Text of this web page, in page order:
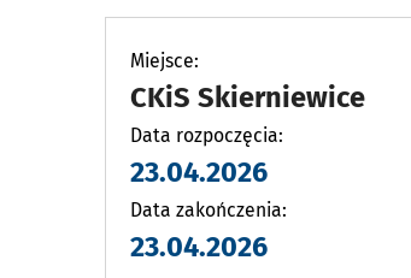
Miejsce:
CKiS Skierniewice
Data rozpoczęcia:
23.04.2026
Data zakończenia:
23.04.2026